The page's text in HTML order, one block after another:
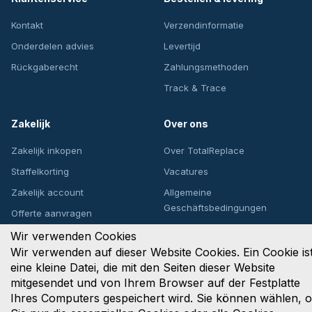
Kontakt
Onderdelen advies
Rückgaberecht
Verzendinformatie
Levertijd
Zahlungsmethoden
Track & Trace
Zakelijk
Zakelijk inkopen
Staffelkorting
Zakelijk account
Offerte aanvragen
Over ons
Over TotalReplace
Vacatures
Allgemeine
Geschäftsbedingungen
Upsite Solutions B.V.
Het Goorke 53, 4906 CZ Oosterhout, Nederland
KvK: 89764122 | BTW: NL853807826B01
Wir verwenden Cookies
Wir verwenden auf dieser Website Cookies. Ein Cookie
eine kleine Datei, die mit den Seiten dieser Website
mitgesendet und von Ihrem Browser auf der Festplatte
Ihres Computers gespeichert wird. Sie können wählen,